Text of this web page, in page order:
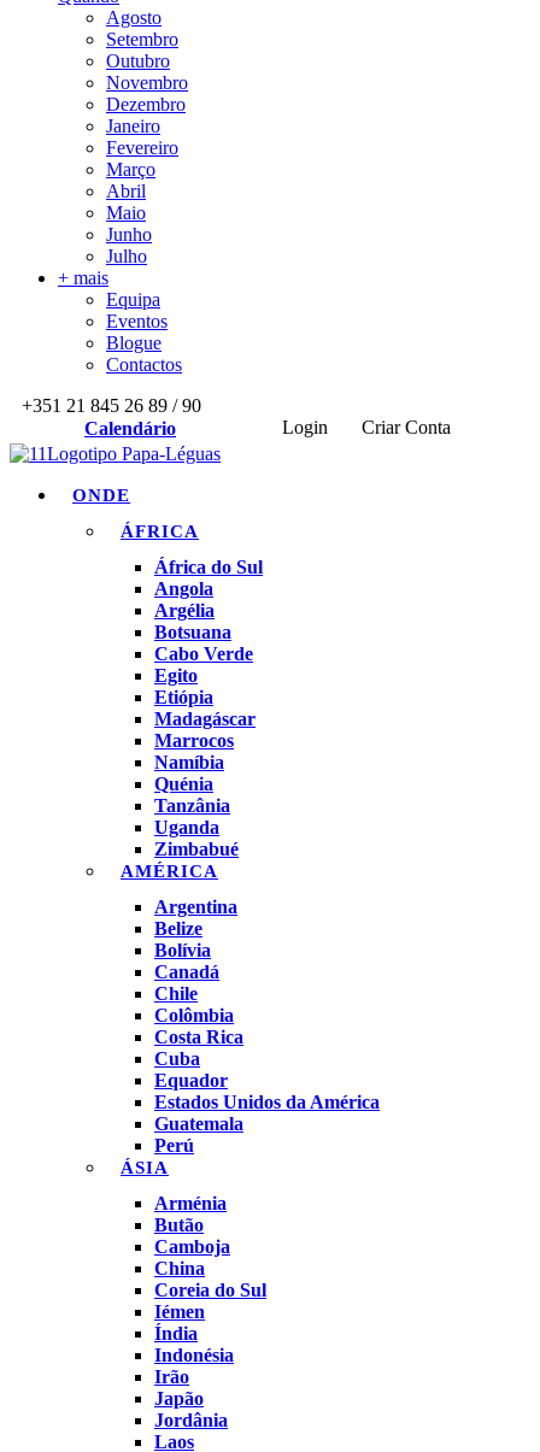
Agosto
Setembro
Outubro
Novembro
Dezembro
Janeiro
Fevereiro
Março
Abril
Maio
Junho
Julho
+ mais
Equipa
Eventos
Blogue
Contactos
+351 21 845 26 89 / 90
Calendário
Login Criar Conta
ONDE
ÁFRICA
África do Sul
Angola
Argélia
Botsuana
Cabo Verde
Egito
Etiópia
Madagáscar
Marrocos
Namíbia
Quénia
Tanzânia
Uganda
Zimbabué
AMÉRICA
Argentina
Belize
Bolívia
Canadá
Chile
Colômbia
Costa Rica
Cuba
Equador
Estados Unidos da América
Guatemala
Perú
ÁSIA
Arménia
Butão
Camboja
China
Coreia do Sul
Iémen
Índia
Indonésia
Irão
Japão
Jordânia
Laos